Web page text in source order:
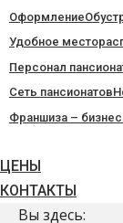
Оформление
Удобное
Персонал
Сеть пансионатов
Франшиза –
ЦЕНЫ
КОНТАКТЫ
Вы здесь: